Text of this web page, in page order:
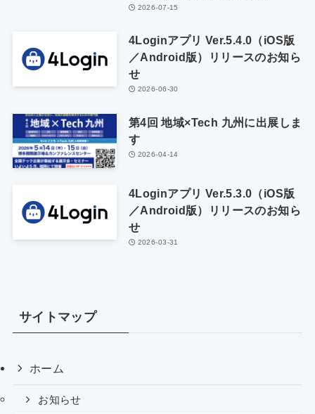
2026-07-15
4Loginアプリ Ver.5.4.0（iOS版
／Android版）リリースのお知ら
せ
2026-06-30
第4回 地域×Tech 九州に出展しま
す
2026-04-14
4Loginアプリ Ver.5.3.0（iOS版
／Android版）リリースのお知ら
せ
2026-03-31
サイトマップ
ホーム
お知らせ